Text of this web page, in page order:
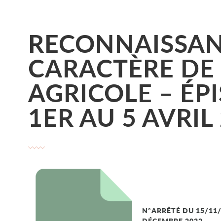
CARACTÈRE
AGRICOLE –
1ER AU 5
N°ARRÊTÉ DU 15/